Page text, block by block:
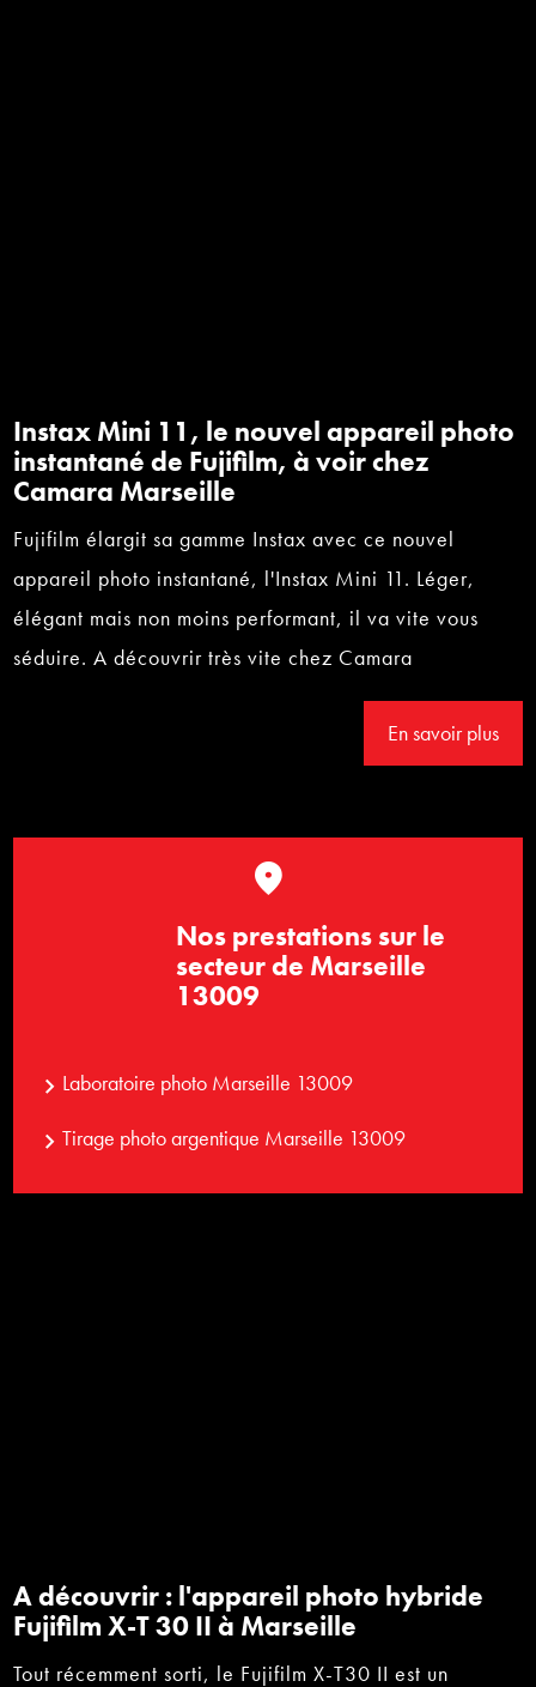
Instax Mini 11, le nouvel appareil photo
instantané de Fujifilm, à voir chez
Camara Marseille
Fujifilm élargit sa gamme Instax avec ce nouvel
appareil photo instantané, l'Instax Mini 11. Léger,
élégant mais non moins performant, il va vite vous
séduire. A découvrir très vite chez Camara
En savoir plus
Nos prestations sur le
secteur de Marseille
13009
Laboratoire photo Marseille 13009
Tirage photo argentique Marseille 13009
A découvrir : l'appareil photo hybride
Fujifilm X-T 30 II à Marseille
Tout récemment sorti, le Fujifilm X-T30 II est un